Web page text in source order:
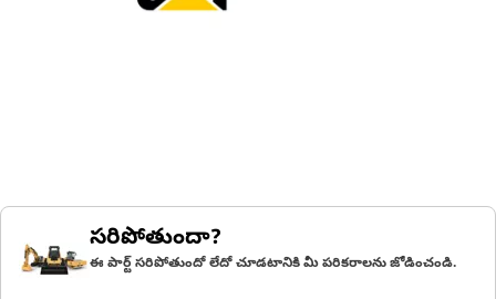
సరిపోతుందా?
ఈ పార్ట్ సరిపోతుందో లేదో చూడటానికి మీ పరికరాలను జోడించండి.